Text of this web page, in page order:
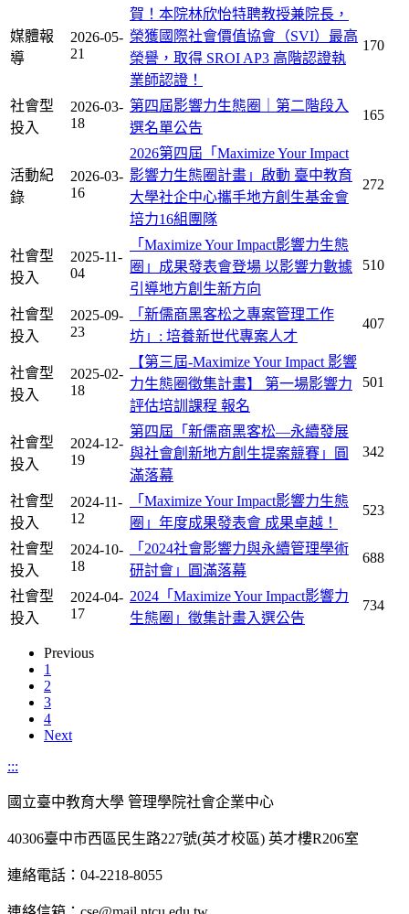
媒體報
導
2026-05-
21
賀！本院林欣怡特聘教授兼院長，
榮獲國際社會價值協會（SVI）最高
榮譽，取得 SROI AP3 高階認證執
業師認證！
170
社會型
投入
2026-03-
18
第四屆影響力生態圈｜第二階段入
選名單公告
165
活動紀
錄
2026-03-
16
2026第四屆「Maximize Your Impact
影響力生態圈計畫」啟動 臺中教育
大學社企中心攜手地方創生基金會
培力16組團隊
272
社會型
投入
2025-11-
04
「Maximize Your Impact影響力生態
圈」成果發表會登場 以影響力數據
引導地方創生新方向
510
社會型
投入
2025-09-
23
「新儒商黑客松之專案管理工作
坊」: 培養新世代專案人才
407
社會型
投入
2025-02-
18
【第三屆-Maximize Your Impact 影響
力生態圈徵集計畫】 第一場影響力
評估培訓課程 報名
501
社會型
投入
2024-12-
19
第四屆「新儒商黑客松—永續發展
與社會創新地方創生提案競賽」圓
滿落幕
342
社會型
投入
2024-11-
12
「Maximize Your Impact影響力生態
圈」年度成果發表會 成果卓越！
523
社會型
投入
2024-10-
18
「2024社會影響力與永續管理學術
研討會」圓滿落幕
688
社會型
投入
2024-04-
17
2024「Maximize Your Impact影響力
生態圈」徵集計畫入選公告
734
Previous
1
2
3
4
Next
:::
國立臺中教育大學 管理學院社會企業中心
40306臺中市西區民生路227號(英才校區) 英才樓R206室
連絡電話：04-2218-8055